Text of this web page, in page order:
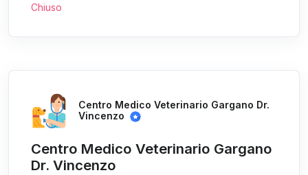
Chiuso
Centro Medico Veterinario Gargano Dr.
Vincenzo
Centro Medico Veterinario Gargano
Dr. Vincenzo